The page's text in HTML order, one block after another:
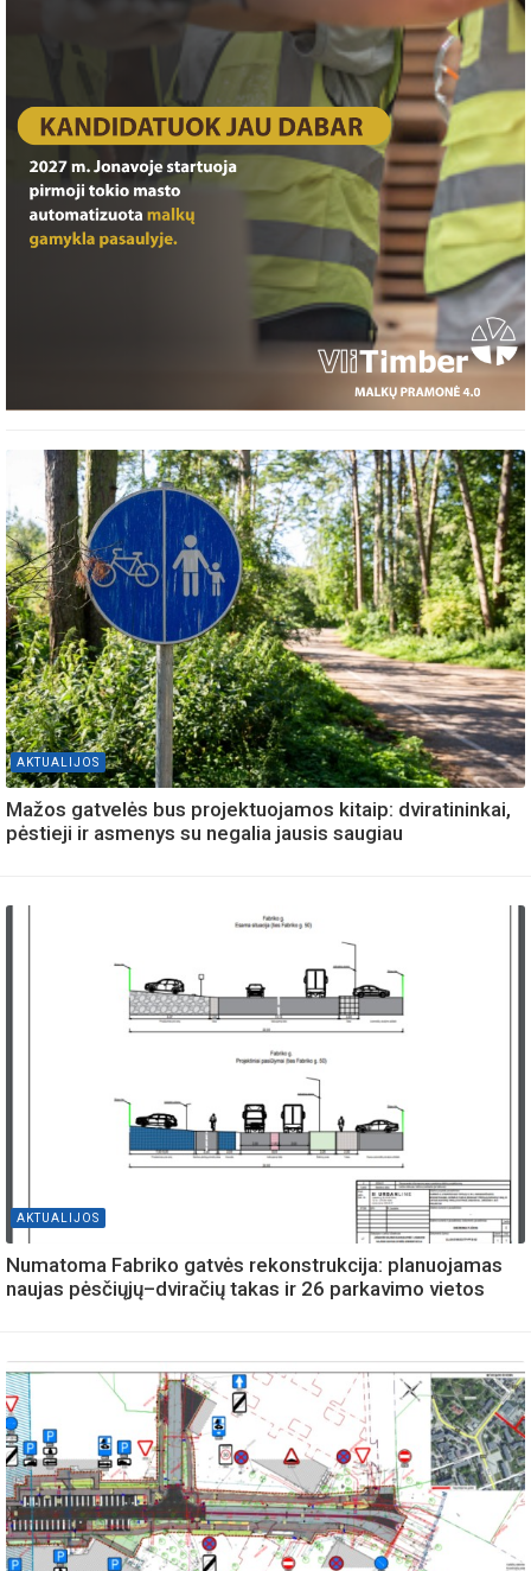
AKTUALIJOS
Mažos gatvelės bus projektuojamos kitaip: dviratininkai,
pėstieji ir asmenys su negalia jausis saugiau
AKTUALIJOS
Numatoma Fabriko gatvės rekonstrukcija: planuojamas
naujas pėsčiųjų–dviračių takas ir 26 parkavimo vietos